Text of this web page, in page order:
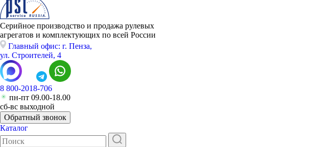
Серийное производство и продажа рулевых
агрегатов и комплектующих по всей России
Главный офис: г. Пенза,
ул. Строителей, 4
8 800-2018-706
пн-пт 09.00-18.00
сб-вс выходной
Обратный звонок
Каталог